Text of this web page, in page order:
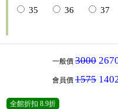
35
36 37
一般價 3000
會員價 1575
全館折扣 8.9折